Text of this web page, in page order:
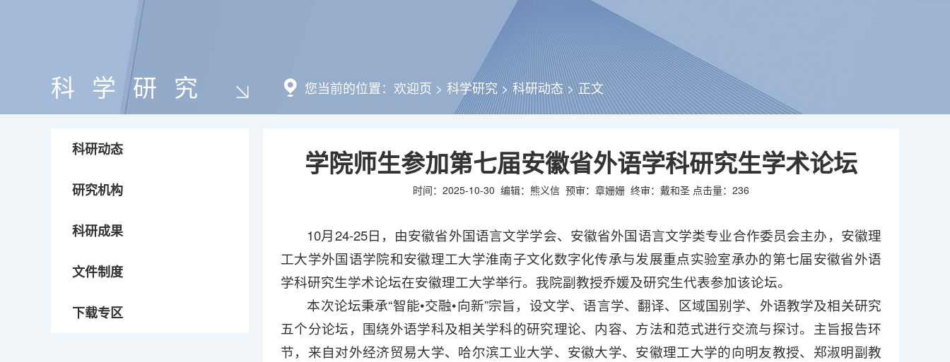
科学研究 您当前的位置： 欢迎页 > 科学研究>科研动态>正文
科研动态
研究机构
科研成果
文件制度
下载专区
学院师生参加第七届安徽省外语学科研究生学术论坛
时间：2025-10-30 编辑：熊义信 预审：章姗姗 终审：戴和圣 点击量： 236
10月24-25日，由安徽省外国语言文学学会、安徽省外国语言文学类专业合作委员会主办，安徽理
工大学外国语学院和安徽理工大学淮南子文化数字化传承与发展重点实验室承办的第七届安徽省外语
学科研究生学术论坛在安徽理工大学举行。我院副教授乔媛及研究生代表参加该论坛。
本次论坛秉承“智能•交融•向新”宗旨，设文学、语言学、翻译、区域国别学、外语教学及相关研究
五个分论坛，围绕外语学科及相关学科的研究理论、内容、方法和范式进行交流与探讨。主旨报告环
节，来自对外经济贸易大学、哈尔滨工业大学、安徽大学、安徽理工大学的向明友教授、郑淑明副教